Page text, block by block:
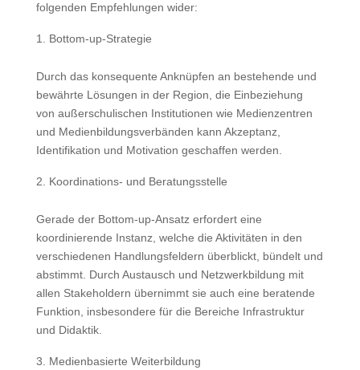
folgenden Empfehlungen wider:
Bottom-up-Strategie
Durch das konsequente Anknüpfen an bestehende und
bewährte Lösungen in der Region, die Einbeziehung
von außerschulischen Institutionen wie Medienzentren
und Medienbildungsverbänden kann Akzeptanz,
Identifikation und Motivation geschaffen werden.
Koordinations- und Beratungsstelle
Gerade der Bottom-up-Ansatz erfordert eine
koordinierende Instanz, welche die Aktivitäten in den
verschiedenen Handlungsfeldern überblickt, bündelt und
abstimmt. Durch Austausch und Netzwerkbildung mit
allen Stakeholdern übernimmt sie auch eine beratende
Funktion, insbesondere für die Bereiche Infrastruktur
und Didaktik.
Medienbasierte Weiterbildung